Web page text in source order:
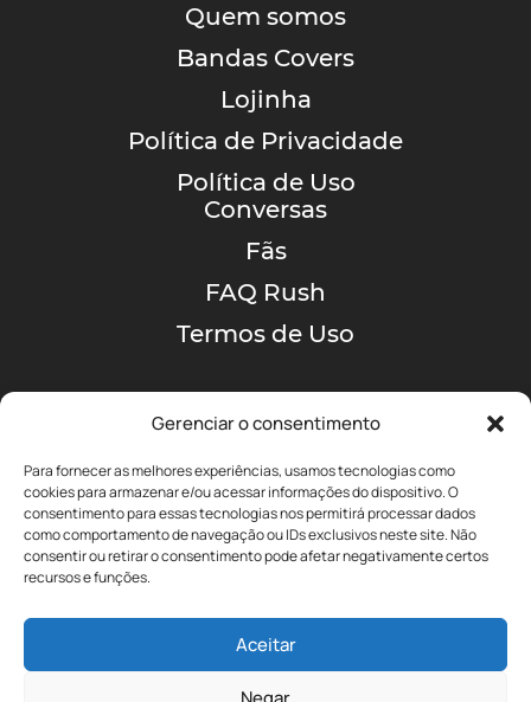
Gerenciar o consentimento
Para fornecer as melhores experiências, usamos tecnologias como
cookies para armazenar e/ou acessar informações do dispositivo. O
consentimento para essas tecnologias nos permitirá processar dados
como comportamento de navegação ou IDs exclusivos neste site. Não
consentir ou retirar o consentimento pode afetar negativamente certos
recursos e funções.
Aceitar
Quem somos
Bandas Covers
Lojinha
Política de Privacidade
Política de Uso
Conversas
Fãs
FAQ Rush
Termos de Uso
A MAIOR COMUNIDADE
DE RUSH NO BRASIL!
yyz@portalrushbrasil.com.br